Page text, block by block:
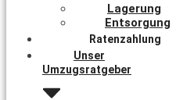
Lagerung
Entsorgung
Ratenzahlung
Unser
Umzugsratgeber